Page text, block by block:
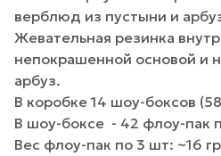
верблюд из пустыни и
Жевательная резинка
непокрашенной основой и
арбуз.
В коробке 14 шоу-боксов
В шоу-боксе - 42 флоу-пак
Вес флоу-пак по 3 шт: ~16 гр